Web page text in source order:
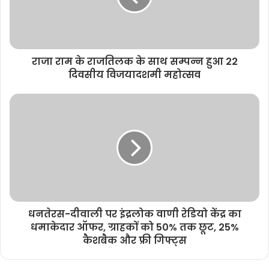
राजा राम के राजतिलक के साथ सम्पन्न हुआ 22
दिवसीय विजयादशमी महोत्सव
धनतेरस-दीवाली पर इंद्रलोक वाणी रेडियो केंद्र का
धमाकेदार ऑफर, ग्राहकों को 50% तक छूट, 25%
कैशबैक और फ्री गिफ्ट्स